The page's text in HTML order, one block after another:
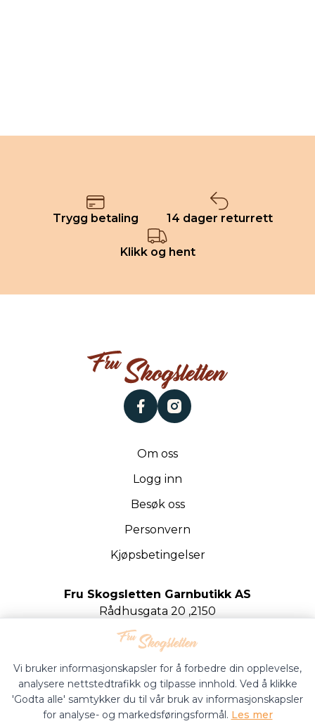
Trygg betaling 14 dager returrett
Klikk og hent
facebookinstagram
Om oss
Logg inn
Besøk oss
Personvern
Kjøpsbetingelser
Fru Skogsletten Garnbutikk AS
Rådhusgata 20 ,2150
Org.nr. 922020442
Vi bruker informasjonskapsler for å forbedre din opplevelse,
analysere nettstedtrafikk og tilpasse innhold. Ved å klikke
'Godta alle' samtykker du til vår bruk av informasjonskapsler
for analyse- og markedsføringsformål. Les mer